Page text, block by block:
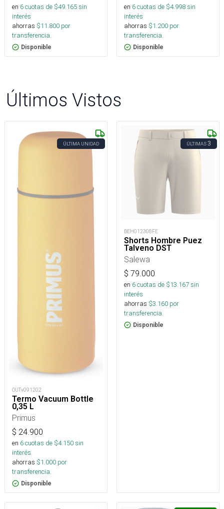
en 6cuotas de $49.165sin
interés
ahorras $11.800 por
transferencia.
Disponible
en 6cuotas de $4.998sin
interés
ahorras $1.200 por
transferencia.
Disponible
Últimos Vistos
ÚLTIMA UNIDAD
OUTv091202
Termo Vacuum Bottle
0,35 L
Primus
$ 24.900
en 6cuotas de $4.150sin
interés
ahorras $1.000 por
transferencia.
Disponible
ÚLTIMAS3
BEH012308FE
Shorts Hombre Puez
Talveno DST
Salewa
$ 79.000
en 6cuotas de $13.167sin
interés
ahorras $3.160 por
transferencia.
Disponible